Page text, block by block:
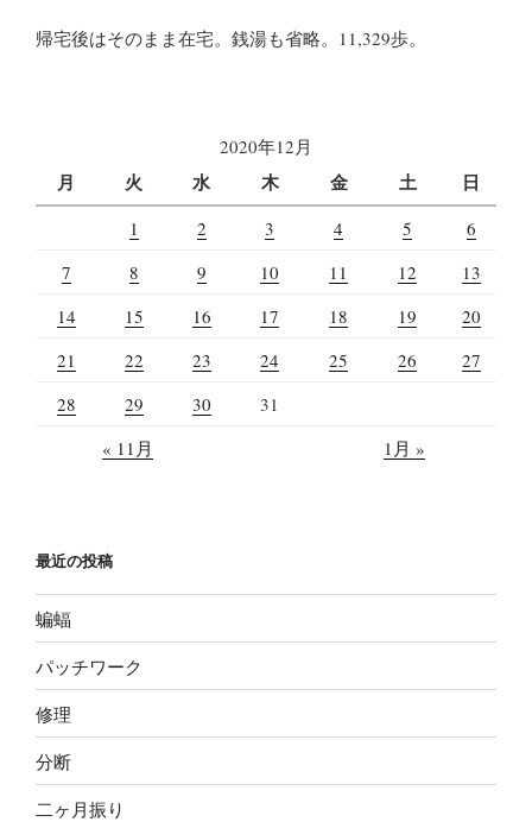
帰宅後はそのまま在宅。銭湯も省略。11,329歩。
2020年12月
月 火 水 木 金 土 日
1 2 3 4 5
6
7
8 9 10 11 12
13
14
15 16 17 18 19
20
21
22 23 24 25 26
27
28
29 30
31
« 11月
1月 »
最近の投稿
蝙蝠
パッチワーク
修理
分断
二ヶ月振り